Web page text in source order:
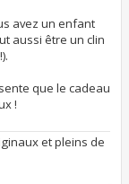
avez un enfant
aussi être un clin
que le cadeau
!
et pleins de